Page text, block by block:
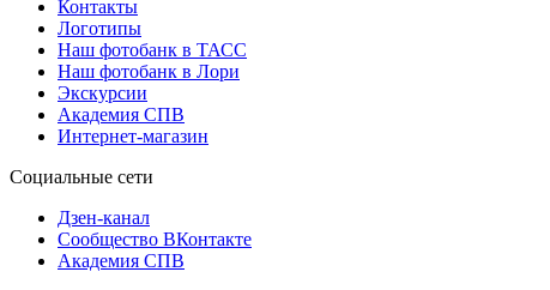
Контакты
Логотипы
Наш фотобанк в ТАСС
Наш фотобанк в Лори
Экскурсии
Академия СПВ
Интернет-магазин
Социальные сети
Дзен-канал
Сообщество ВКонтакте
Академия СПВ